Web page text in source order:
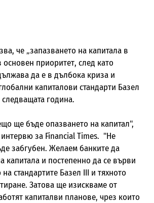
че „запазването на капитала в
основен приоритет, след като
да е в дълбока криза и
капиталови стандарти Базел
година.
ще бъде опазването на капитал",
за Financial Times. "Не
забгубен. Желаем банките да
капитала и постепенно да се върви
стандартите Базел III и тяхното
Затова ще изискваме от
капиталви планове, чрез които